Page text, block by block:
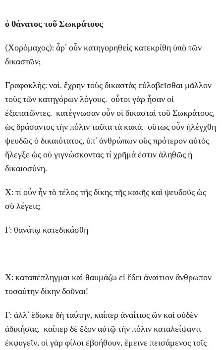
ὁ θάνατος τοῦ Σωκράτους
(Χορόμαχος): ἆρ’ οὖν κατηγορηθείς κατεκρίθη ὑπὸ τῶν
δικαστῶν;
Γραφοκλής: ναί. ἔχρην τοὺς δικαστὰς εὐλαβεῖσθαι μᾶλλον
τοὺς τῶν κατηγόρων λόγους. οὗτοι γὰρ ἦσαν οἱ
ἐξαπατῶντες. κατέγνωσαν οὖν οἱ δικασταὶ τοῦ Σωκράτους,
ὡς δράσαντος τὴν πόλιν ταῦτα τὰ κακὰ. οὕτως οὖν ἠλέγχθη
ψευδῶς ὁ δικαιότατος, ὑπ’ ἀνθρώπων οὓς πρότερον αὐτὸς
ἤλεγξε ὡς οὐ γιγνώσκοντας τί χρῆμά ἐστιν ἀληθῶς ἡ
δικαιοσύνη.
Χ: τί οὖν ἦν τὸ τέλος τῆς δίκης τῆς κακῆς καὶ ψευδοῦς ὡς
σὺ λέγεις;
Γ: θανάτῳ κατεδικάσθη
Χ: καταπέπληγμαι καὶ θαυμάζω εἰ ἔδει ἀναίτιον ἄνθρωπον
τοσαύτην δίκην δοῦναι!
Γ: ἀλλ’ ἔδωκε δὴ ταύτην, καίπερ ἀναίτιος ὢν καὶ οὐδὲν
ἀδικήσας. καίπερ δὲ ἔξον αὐτῷ τὴν πόλιν καταλείψαντι
ἐκφυγεῖν, οἱ γὰρ φίλοι ἐβοήθουν, ἔμεινε πεισάμενος τοῖς